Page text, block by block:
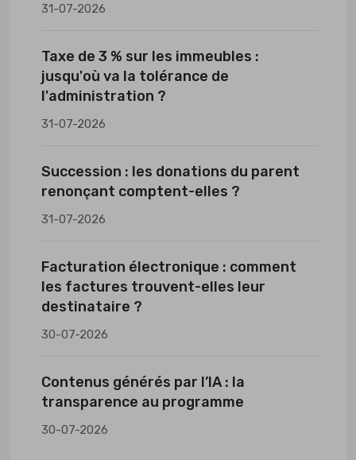
31-07-2026
Taxe de 3 % sur les immeubles :
jusqu'où va la tolérance de
l'administration ?
31-07-2026
Succession : les donations du parent
renonçant comptent-elles ?
31-07-2026
Facturation électronique : comment
les factures trouvent-elles leur
destinataire ?
30-07-2026
Contenus générés par l’IA : la
transparence au programme
30-07-2026